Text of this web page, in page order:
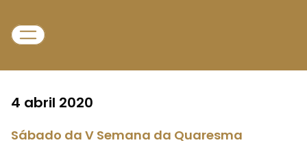
4 abril 2020
Sábado da V Semana da Quaresma